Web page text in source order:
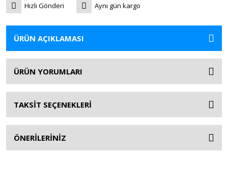
Hızlı Gönderi Aynı gün kargo
ÜRÜN AÇIKLAMASI
ÜRÜN YORUMLARI
TAKSİT SEÇENEKLERİ
ÖNERİLERİNİZ